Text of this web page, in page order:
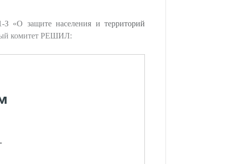
«О защите населения и территорий
комитет РЕШИЛ: